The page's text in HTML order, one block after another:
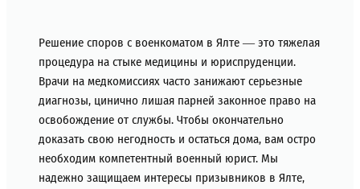
Решение споров с военкоматом в Ялте — это тяжелая
процедура на стыке медицины и юриспруденции.
Врачи на медкомиссиях часто занижают серьезные
диагнозы, цинично лишая парней законное право на
освобождение от службы. Чтобы окончательно
доказать свою негодность и остаться дома, вам остро
необходим компетентный военный юрист. Мы
надежно защищаем интересы призывников в Ялте,